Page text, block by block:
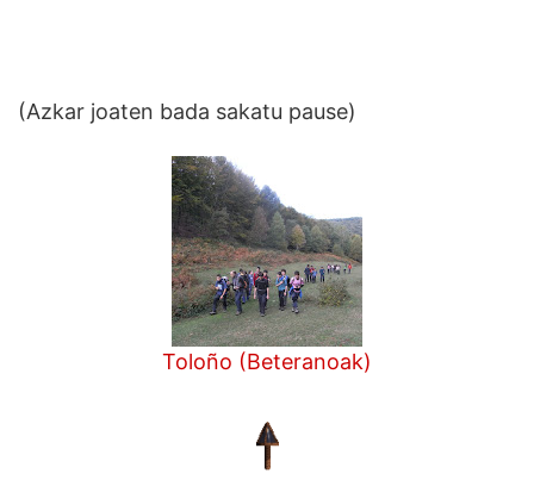
(Azkar joaten bada sakatu pause)
Toloño (Beteranoak)